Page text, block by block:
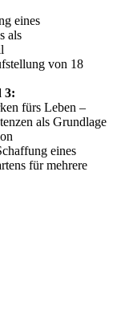
eines
als
von 18
3:
fürs Leben –
als Grundlage
eines
für mehrere